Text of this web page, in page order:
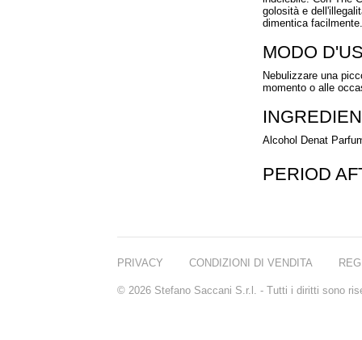
golosità e
dimentica facilmente.
MODO
Nebulizzare una
momento o alle
Alcohol Denat
PERIOD
PRIVACY CONDIZIONI DI VENDITA
© 2026 Stefano Saccani S.r.l. - Tutti i diritti sono